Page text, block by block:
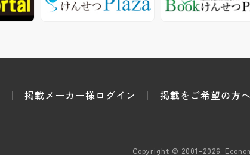
掲載メーカー様ログイン 掲載をご希望の方へ
Copyright © 2001-2026.